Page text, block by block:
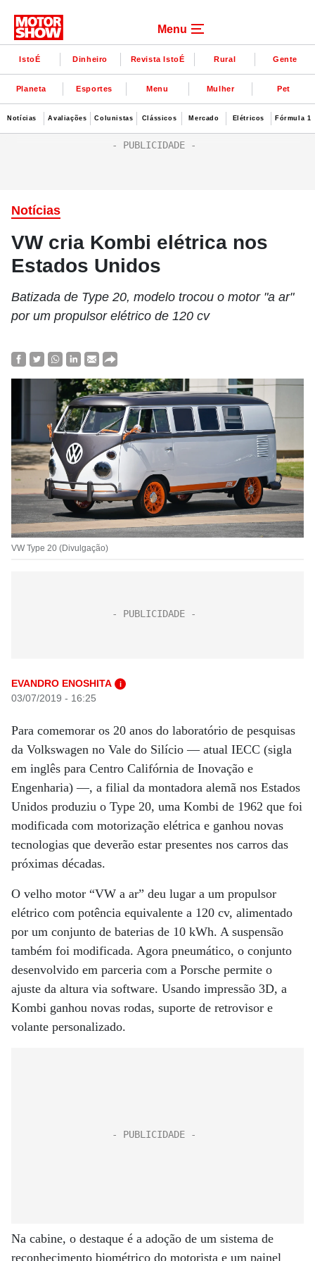
Menu
IstoÉ Dinheiro Revista IstoÉ Rural Gente
Planeta Esportes Menu Mulher Pet
Notícias Avaliações Colunistas Clássicos Mercado Elétricos Fórmula 1
Notícias
VW cria Kombi elétrica nos
Estados Unidos
Batizada de Type 20, modelo trocou o motor "a ar"
por um propulsor elétrico de 120 cv
VW Type 20 (Divulgação)
EVANDRO ENOSHITA i
03/07/2019 - 16:25
Para comemorar os 20 anos do laboratório de pesquisas
da Volkswagen no Vale do Silício — atual IECC (sigla
em inglês para Centro Califórnia de Inovação e
Engenharia) —, a filial da montadora alemã nos Estados
Unidos produziu o Type 20, uma Kombi de 1962 que foi
modificada com motorização elétrica e ganhou novas
tecnologias que deverão estar presentes nos carros das
próximas décadas.
O velho motor “VW a ar” deu lugar a um propulsor
elétrico com potência equivalente a 120 cv, alimentado
por um conjunto de baterias de 10 kWh. A suspensão
também foi modificada. Agora pneumático, o conjunto
desenvolvido em parceria com a Porsche permite o
ajuste da altura via software. Usando impressão 3D, a
Kombi ganhou novas rodas, suporte de retrovisor e
volante personalizado.
Na cabine, o destaque é a adoção de um sistema de
reconhecimento biométrico do motorista e um painel